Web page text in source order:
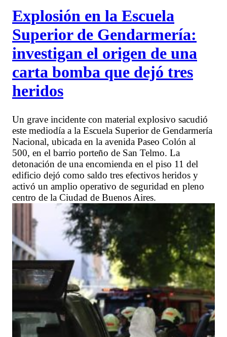
Explosión en la Escuela
Superior de Gendarmería:
investigan el origen de una
carta bomba que dejó tres
heridos
Un grave incidente con material explosivo sacudió
este mediodía a la Escuela Superior de Gendarmería
Nacional, ubicada en la avenida Paseo Colón al
500, en el barrio porteño de San Telmo. La
detonación de una encomienda en el piso 11 del
edificio dejó como saldo tres efectivos heridos y
activó un amplio operativo de seguridad en pleno
centro de la Ciudad de Buenos Aires.